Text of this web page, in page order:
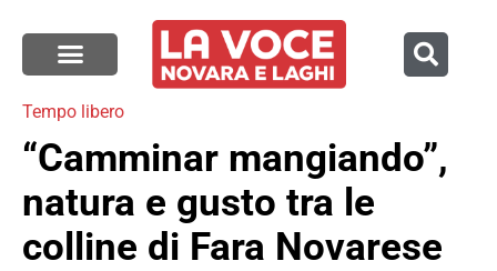
Tempo libero
“Camminar mangiando”,
natura e gusto tra le
colline di Fara Novarese